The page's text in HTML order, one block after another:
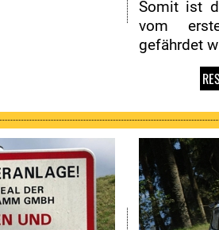
Somit ist
vom
gefährdet